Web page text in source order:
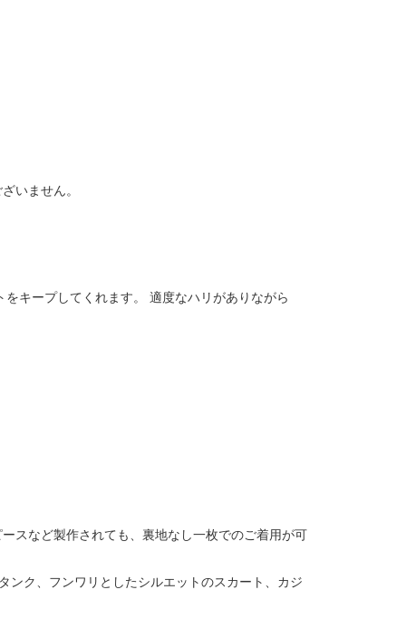
いません。
キープしてくれます。 適度なハリがありながら
スなど製作されても、裏地なし一枚でのご着用が可
ンク、フンワリとしたシルエットのスカート、カジ